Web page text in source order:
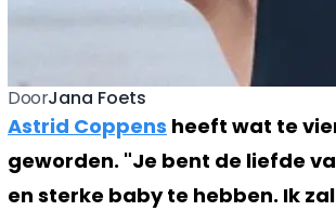
DoorJana Foets
Astrid Coppens heeft wat te
geworden. "Je bent de liefde
en sterke baby te hebben. Ik